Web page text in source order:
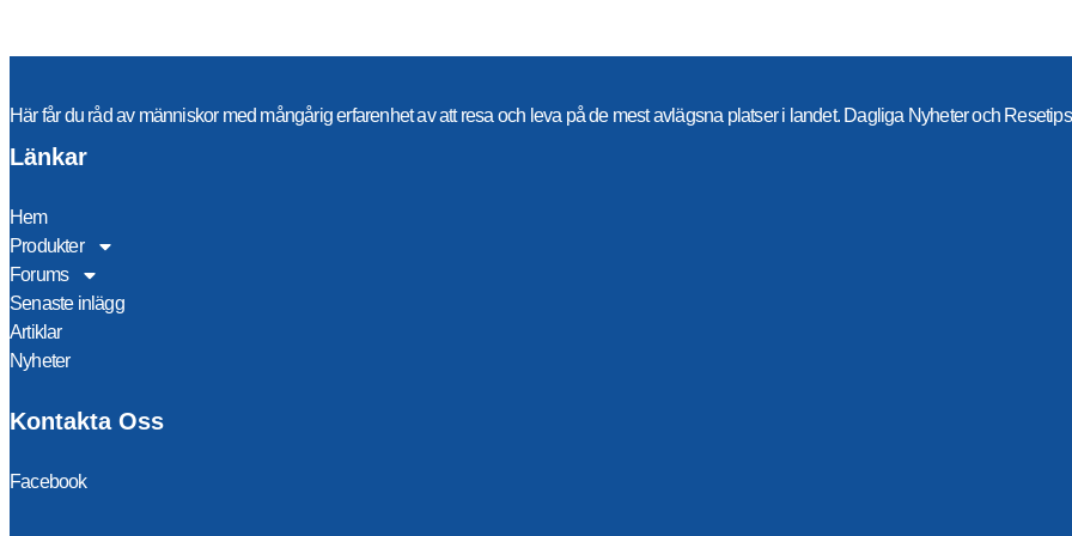
Här får du råd av människor med mångårig erfarenhet av att resa och leva på de mest avlägsna platser i landet. Dagliga Nyheter och
Länkar
Hem
Produkter
Forums
Senaste inlägg
Artiklar
Nyheter
Kontakta Oss
Facebook